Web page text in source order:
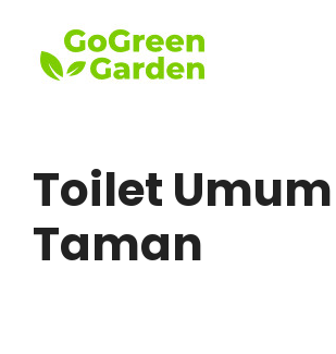
content
Toilet Umum
Taman